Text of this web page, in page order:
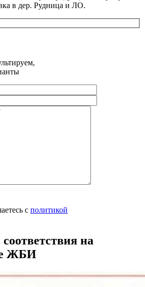
в дер. Рудница и ЛО.
с политикой
на
ЖБИ